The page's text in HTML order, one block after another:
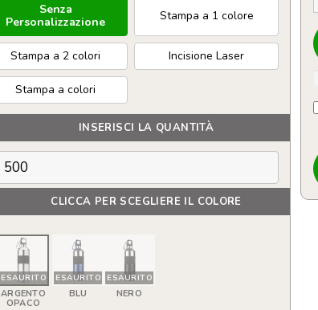
Senza
Personalizzazione
Stampa a 1 colore
Stampa a 2 colori Incisione Laser
Stampa a colori
INSERISCI LA QUANTITÀ
CLICCA PER SCEGLIERE IL COLORE
ESAURITO
ARGENTO
OPACO
ESAURITO
BLU
ESAURITO
NERO